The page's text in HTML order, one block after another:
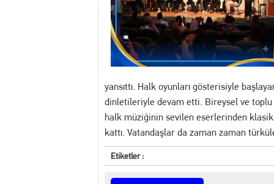
13:30 MANİSA'DA DİJİTAL
12:54 Manisa’da Hareketli
14:16 Yuntdağı’nı
13:20 Turgutlu'da hakkında
13:02 Akademi Manisa’da
yansıttı. Halk oyunları gösterisiyle
dinletileriyle devam etti. Bireysel ve toplu
halk müziğinin sevilen eserlerinden
kattı. Vatandaşlar da zaman zaman
Etiketler :